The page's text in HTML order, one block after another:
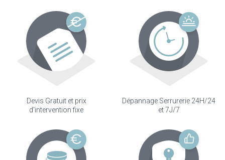
Devis Gratuit et prix
d'intervention fixe
Dépannage Serrurerie 24H/24
et 7J/7